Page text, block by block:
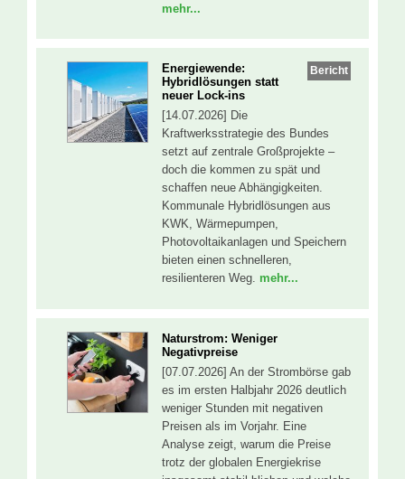
mehr...
Bericht
Energiewende:
Hybridlösungen statt
neuer Lock-ins
[14.07.2026] Die
Kraftwerksstrategie des Bundes
setzt auf zentrale Großprojekte –
doch die kommen zu spät und
schaffen neue Abhängigkeiten.
Kommunale Hybridlösungen aus
KWK, Wärmepumpen,
Photovoltaikanlagen und Speichern
bieten einen schnelleren,
resilienteren Weg. mehr...
Naturstrom: Weniger
Negativpreise
[07.07.2026] An der Strombörse gab
es im ersten Halbjahr 2026 deutlich
weniger Stunden mit negativen
Preisen als im Vorjahr. Eine
Analyse zeigt, warum die Preise
trotz der globalen Energiekrise